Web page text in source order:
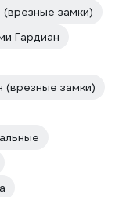
(врезные замки)
Гардиан
(врезные замки)